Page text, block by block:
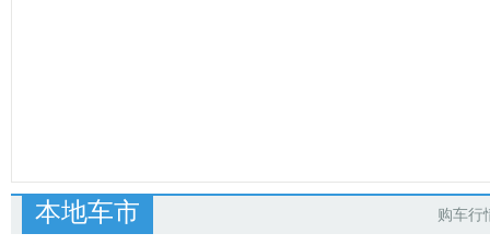
本地车市 购车行